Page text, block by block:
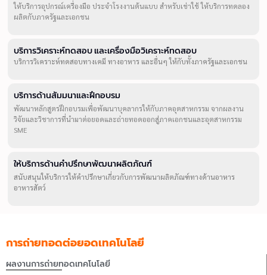
ให้บริการอุปกรณ์เครื่องมือ ประจำโรงงานต้นแบบ สำหรับเช่าใช้ ให้บริการทดลอง
ผลิตกับภาครัฐและเอกชน
บริการวิเคราะห์ทดสอบ และเครื่องมือวิเคราะห์ทดสอบ
บริการวิเคราะห์ทดสอบทางเคมี ทางอาหาร และอื่นๆ ให้กับทั้งภาครัฐและเอกชน
บริการด้านสัมมนาและฝึกอบรม
พัฒนาหลักสูตรฝึกอบรมเพื่อพัฒนาบุคลากรให้กับภาคอุตสาหกรรม จากผลงาน
วิจัยและวิชาการที่นำมาต่อยอดและถ่ายทอดออกสู่ภาคเอกชนและอุตสาหกรรม
SME
ให้บริการด้านคำปรึกษาพัฒนาผลิตภัณฑ์
สนับสนุนให้บริการให้คำปรึกษาเกี่ยวกับการพัฒนาผลิตภัณฑ์ทางด้านอาหาร
อาหารสัตว์
การถ่ายทอดต่อยอดเทคโนโลยี
ผลงานการถ่ายทอดเทคโนโลยี